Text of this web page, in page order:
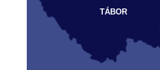
TÁBOR